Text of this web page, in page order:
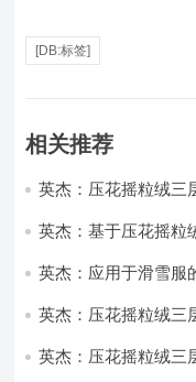
[DB:标签]
相关推荐
英杰：压花摇粒绒三
英杰：基于压花摇粒
英杰：应用于滑雪服
英杰：压花摇粒绒三
英杰：压花摇粒绒三